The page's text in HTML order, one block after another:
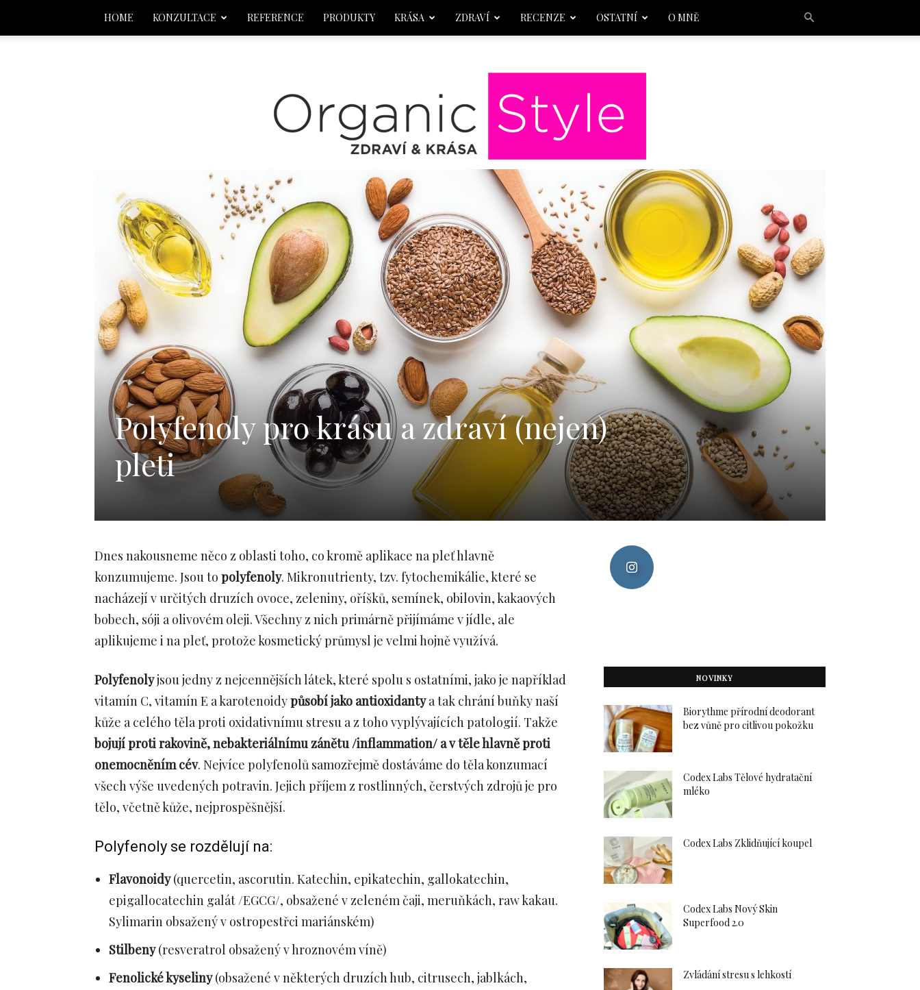
HOME KONZULTACE REFERENCE PRODUKTY KRÁSA ZDRAVÍ RECENZE OSTATNÍ O MNĚ
OrganicStyle
Polyfenoly pro krásu a zdraví (nejen)
pleti
Dnes nakousneme něco z oblasti toho, co kromě aplikace na pleť hlavně
konzumujeme. Jsou to polyfenoly. Mikronutrienty, tzv. fytochemikálie, které se
nacházejí v určitých druzích ovoce, zeleniny, oříšků, semínek, obilovin, kakaových
bobech, sóji a olivovém oleji. Všechny z nich primárně přijímáme v jídle, ale
aplikujeme i na pleť, protože kosmetický průmysl je velmi hojně využívá.
Polyfenolyjsou jedny z nejcennějších látek, které spolu s ostatními, jako je například
vitamín C, vitamín E a karotenoidypůsobí jako antioxidantya tak chrání buňky naší
kůže a celého těla proti oxidativnímu stresu a z toho vyplývajících patologií. Takže
bojují proti rakovině, nebakteriálnímu zánětu /inflammation/ a v těle hlavně proti
onemocněním cév. Nejvíce polyfenolů samozřejmě dostáváme do těla konzumací
všech výše uvedených potravin. Jejich příjem z rostlinných, čerstvých zdrojů je pro
tělo, včetně kůže, nejprospěšnější.
Polyfenoly se rozdělují na:
Flavonoidy(quercetin, ascorutin. Katechin, epikatechin, gallokatechin,
epigallocatechin galát /EGCG/, obsažené v zeleném čaji, meruňkách, raw kakau.
Sylimarin obsažený v ostropestřci mariánském)
Stilbeny(resveratrol obsažený v hroznovém víně)
Fenolické kyseliny(obsažené v některých druzích hub, citrusech, jablkách,
NOVINKY
Biorythme přírodní deodorant
bez vůně pro citlivou pokožku
Codex Labs Tělové hydratační
mléko
Codex Labs Zklidňující koupel
Codex Labs Nový Skin
Superfood 2.0
Zvládání stresu s lehkostí